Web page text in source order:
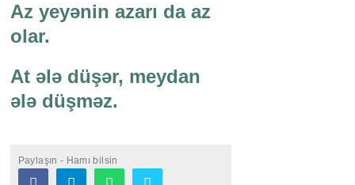
Az yeyənin azarı da az
olar.
At ələ düşər, meydan
ələ düşməz.
Paylaşın - Hamı bilsin